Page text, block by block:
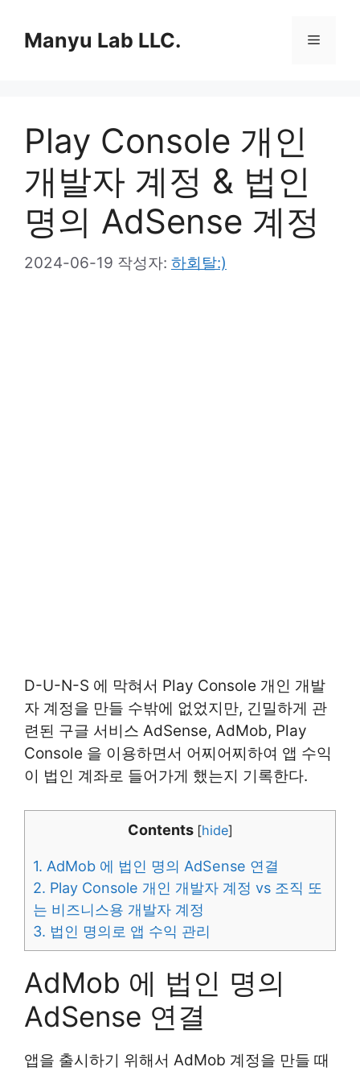
Manyu Lab LLC. 메
Play Console 개인
개발자 계정 & 법인
명의 AdSense 계정
2024-06-19 작성자: 하회탈:)
D-U-N-S 에 막혀서 Play Console 개인 개발
자 계정을 만들 수밖에 없었지만, 긴밀하게 관
련된 구글 서비스 AdSense, AdMob, Play
Console 을 이용하면서 어찌어찌하여 앱 수익
이 법인 계좌로 들어가게 했는지 기록한다.
Contents [hide]
1. AdMob 에 법인 명의 AdSense 연결
2. Play Console 개인 개발자 계정 vs 조직 또
는 비즈니스용 개발자 계정
3. 법인 명의로 앱 수익 관리
AdMob 에 법인 명의
AdSense 연결
앱을 출시하기 위해서 AdMob 계정을 만들 때